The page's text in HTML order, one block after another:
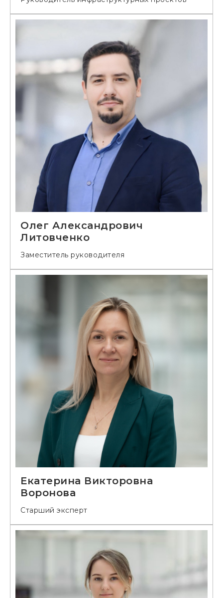
Олег Александрович
Литовченко
Заместитель руководителя
Екатерина Викторовна
Воронова
Старший эксперт